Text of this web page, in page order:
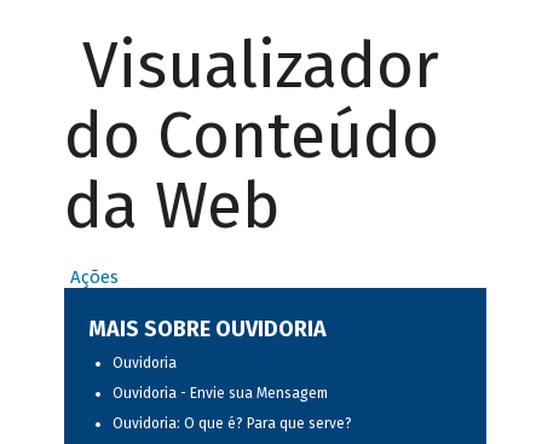
Visualizador
do Conteúdo
da Web
Ações
MAIS SOBRE OUVIDORIA
Ouvidoria
Ouvidoria - Envie sua Mensagem
Ouvidoria: O que é? Para que serve?